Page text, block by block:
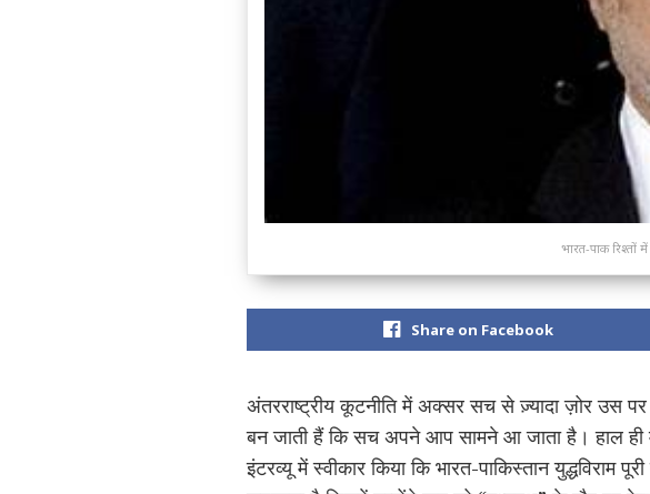
भारत-पाक रिश्तों
Share on Facebook
अंतरराष्ट्रीय कूटनीति में अक्सर सच से ज़्यादा ज़ोर उस
बन जाती हैं कि सच अपने आप सामने आ जाता है। हाल ही
इंटरव्यू में स्वीकार किया कि भारत-पाकिस्तान युद्धविराम